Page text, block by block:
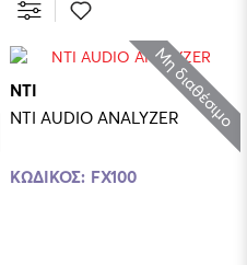
Μη διαθέσιμο
NTI
NTI AUDIO ANALYZER
ΚΩΔΙΚΟΣ: FX100